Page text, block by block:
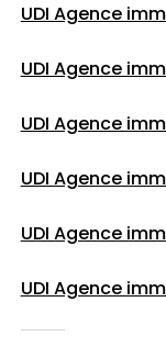
UDI Agence
UDI Agence
UDI Agence
UDI Agence
UDI Agence
UDI Agence